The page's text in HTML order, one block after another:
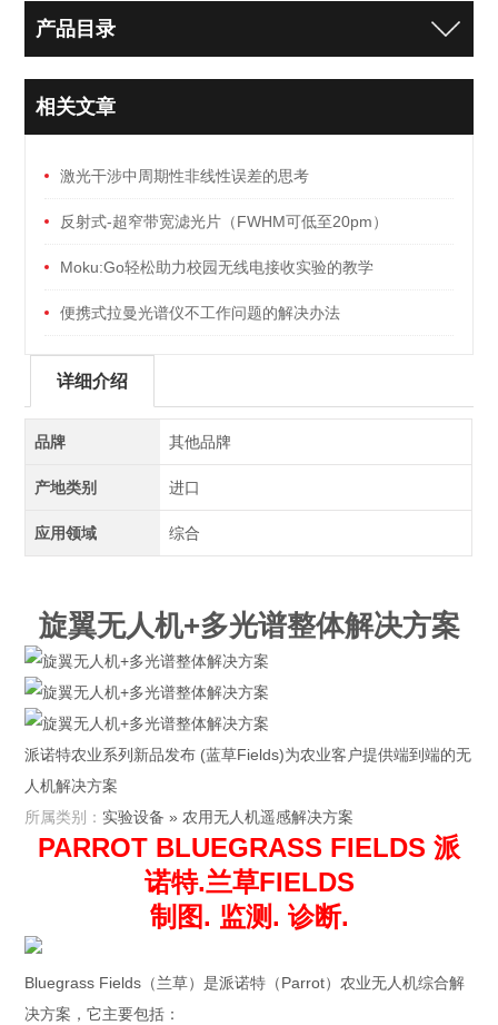
产品目录
相关文章
激光干涉中周期性非线性误差的思考
反射式-超窄带宽滤光片（FWHM可低至20pm）
Moku:Go轻松助力校园无线电接收实验的教学
便携式拉曼光谱仪不工作问题的解决办法
详细介绍
品牌 其他品牌
产地类别 进口
应用领域 综合
旋翼无人机+多光谱整体解决方案
派诺特农业系列新品发布 (蓝草Fields)为农业客户提供端到端的无
人机解决方案
所属类别： 实验设备 » 农用无人机遥感解决方案
PARROT BLUEGRASS FIELDS 派
诺特.兰草FIELDS
制图. 监测. 诊断.
Bluegrass Fields（兰草）是派诺特（Parrot）农业无人机综合解
决方案，它主要包括：